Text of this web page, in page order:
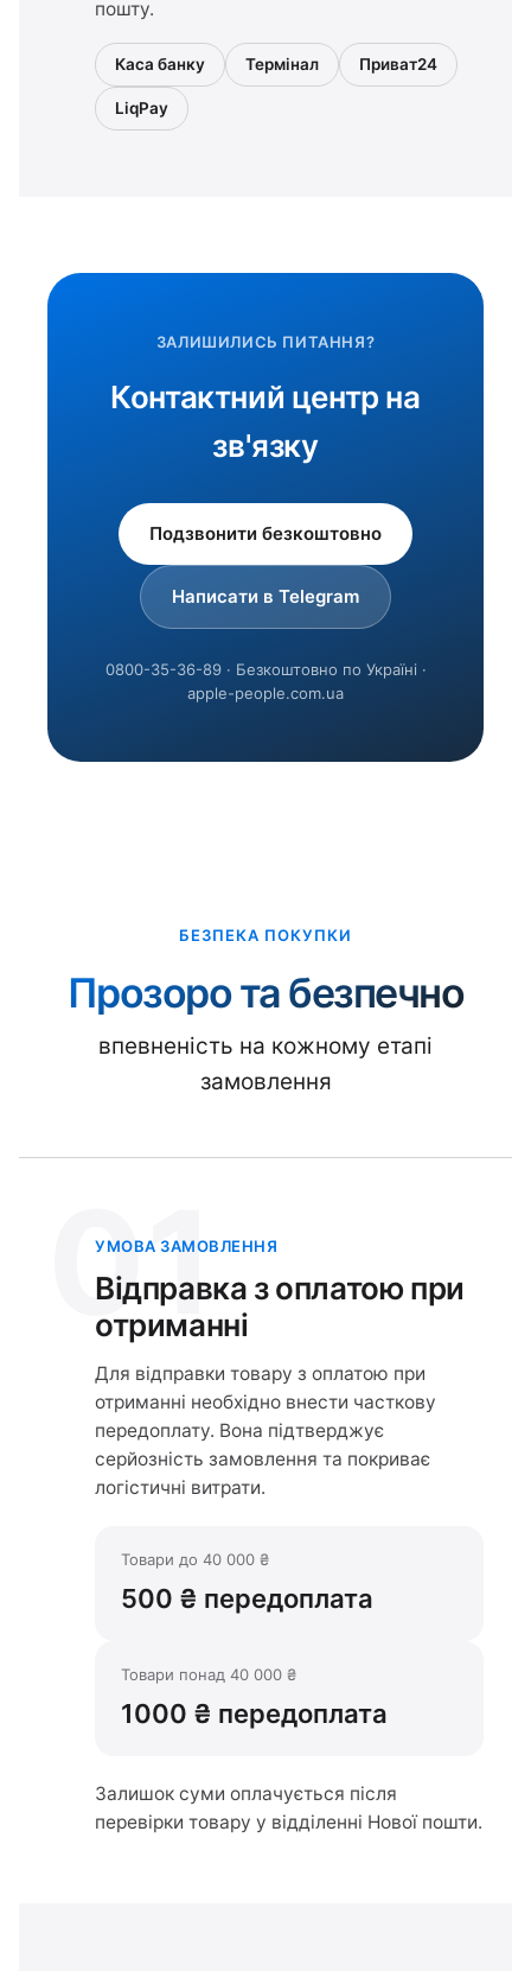
пошту.
Каса банку Термінал Приват24
LiqPay
ЗАЛИШИЛИСЬ ПИТАННЯ?
Контактний центр на
зв'язку
Подзвонити безкоштовно
Написати в Telegram
0800-35-36-89 · Безкоштовно по Україні ·
apple-people.com.ua
БЕЗПЕКА ПОКУПКИ
Прозоро та безпечно
впевненість на кожному етапі
замовлення
01
УМОВА ЗАМОВЛЕННЯ
Відправка з оплатою при
отриманні
Для відправки товару з оплатою при
отриманні необхідно внести часткову
передоплату. Вона підтверджує
серйозність замовлення та покриває
логістичні витрати.
Товари до 40 000 ₴
500 ₴ передоплата
Товари понад 40 000 ₴
1000 ₴ передоплата
Залишок суми оплачується після
перевірки товару у відділенні Нової пошти.